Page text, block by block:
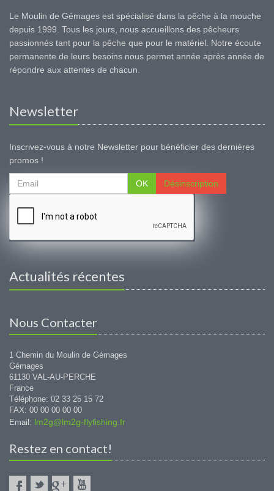
Le Moulin de Gémages est spécialisé dans la pêche à la mouche
depuis 1999. Tous les jours, nous accueillons des pêcheurs
passionnés tant pour la pêche que pour le matériel. Notre écoute
permanente de leurs besoins nous permet année après année de
répondre aux attentes de chacun.
Newsletter
Inscrivez-vous à notre Newsletter pour bénéficier des dernières
promos !
OK Désinscription
Actualités récentes
Nous Contacter
1 Chemin du Moulin de Gémages
Gémages
61130 VAL-AU-PERCHE
France
Téléphone: 02 33 25 15 72
FAX: 00 00 00 00 00
Email: lm2g@lm2g-flyfishing.fr
Restez en contact!